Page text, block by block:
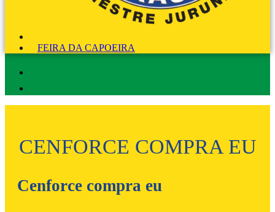
FEIRA DA CAPOEIRA
CENFORCE COMPRA EU
Cenforce compra eu